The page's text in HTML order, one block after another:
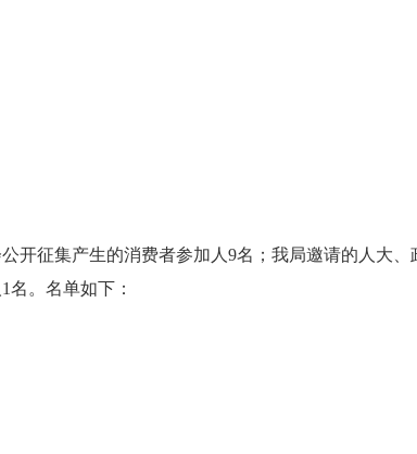
征集产生的消费者参加人9名；我局邀请的人大、
名。名单如下：